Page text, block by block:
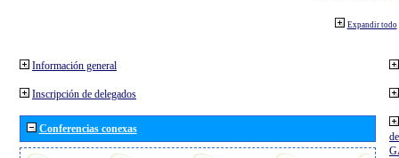
Expandir todo
Información general
Inscripción de delegados
Conferencias conexas